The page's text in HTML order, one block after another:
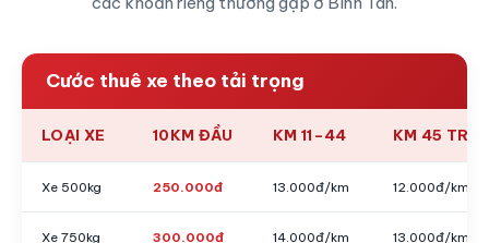
Cước thuê xe theo tải trọng
LOẠI XE 10KM ĐẦU KM 11–44 KM 45 TRỞ
Xe 500kg 250.000đ 13.000đ/km 12.000đ/km
Xe 750kg 300.000đ 14.000đ/km 13.000đ/km